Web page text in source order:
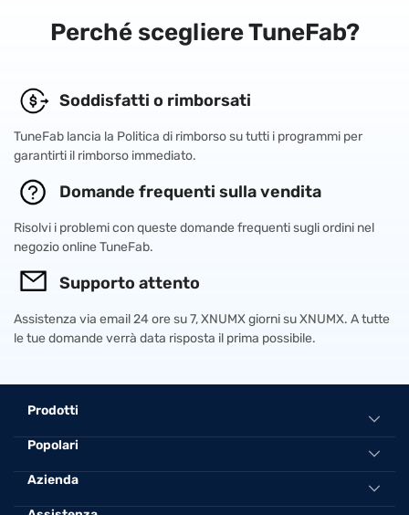
Perché scegliere TuneFab?
Soddisfatti o rimborsati
TuneFab lancia la Politica di rimborso su tutti i programmi per
garantirti il ​​rimborso immediato.
Domande frequenti sulla vendita
Risolvi i problemi con queste domande frequenti sugli ordini nel
negozio online TuneFab.
Supporto attento
Assistenza via email 24 ore su 7, XNUMX giorni su XNUMX. A tutte
le tue domande verrà data risposta il prima possibile.
Prodotti
All-in-One Music Converter
Spotify Music Converter
Apple Music Converter
Popolari
Converti Spotify in MP3 online
Miglior Convertitore Spotify per MP3
Azienda